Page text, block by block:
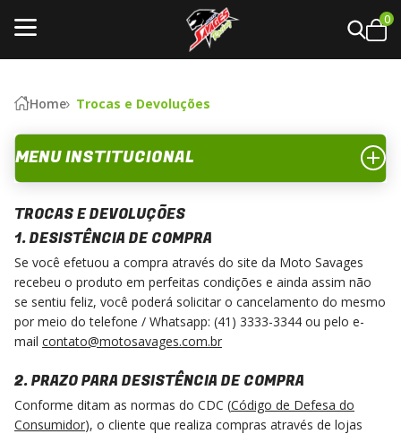
0
Home Trocas e Devoluções
MENU INSTITUCIONAL
TROCAS E DEVOLUÇÕES
1. DESISTÊNCIA DE COMPRA
Se você efetuou a compra através do site da Moto Savages
recebeu o produto em perfeitas condições e ainda assim não
se sentiu feliz, você poderá solicitar o cancelamento do mesmo
por meio do telefone / Whatsapp: (41) 3333-3344 ou pelo e-
mail contato@motosavages.com.br
2. PRAZO PARA DESISTÊNCIA DE COMPRA
Conforme ditam as normas do CDC (Código de Defesa do
Consumidor), o cliente que realiza compras através de lojas